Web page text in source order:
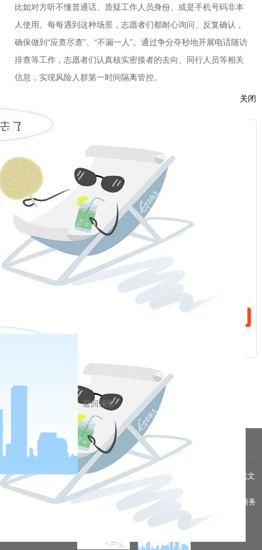
比如对方听不懂普通话、质疑工作人员身份、或是手机号码非本
人使用。每每遇到这种场景，志愿者们都耐心询问、反复确认，
确保做到“应查尽查”、“不漏一人”。通过争分夺秒地开展电话随访
排查等工作，志愿者们认真核实密接者的去向、同行人员等相关
信息，实现风险人群第一时间隔离管控。
红，但志愿者们表示在特殊时期，能够代表公司，担起一份责
任、贡献一份力量，让她们感到非常自豪。
面对这场疫情大考，每个人都是答卷人
志愿者们充分发挥“她”力量，展现“巾帼不让须眉”的风采，彰显能
化人的无私奉献与责任担当，在抗击疫情的战场上勇毅前行，助
力打赢这场疫情防控歼灭战！（林冀颋）
以青春之名 同舟砥砺
pa凯发真人网娱乐的友情链接： | | |
|
|
pa凯发真人网娱乐 copyright © 2016 福能期货股份有限公司 本网站所载文
章和数据仅供参考，使用前务请核实，风险自负。
备案/许可证号： 本网站支持ipv6 地址：福州市鼓楼区五四路75号海西商务
大厦31层
关闭
：
：
返回顶部